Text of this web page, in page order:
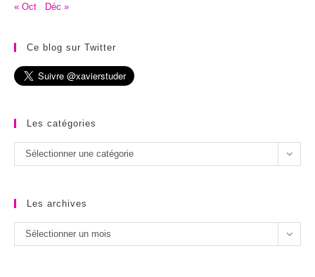
« Oct Déc »
Ce blog sur Twitter
Les catégories
Les
catégories
Sélectionner une catégorie
Les archives
Les
archives
Sélectionner un mois